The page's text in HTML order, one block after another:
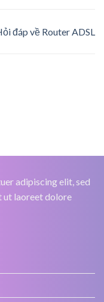
đáp về Router ADSL
adipiscing elit, sed
ut laoreet dolore